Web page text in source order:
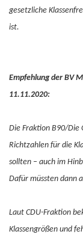
gesetzliche
ist.
Empfehlung der BV
11.11.2020:
Die Fraktion B90/Die
Richtzahlen für die
sollten – auch im
Dafür müssten dann
Laut CDU-Fraktion
Klassengrößen und